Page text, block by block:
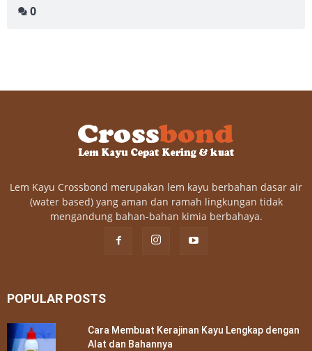
0
Lem Kayu Crossbond merupakan lem kayu berbahan dasar air
(water based) yang aman dan ramah lingkungan tidak
mengandung bahan-bahan kimia berbahaya.
POPULAR POSTS
Cara Membuat Kerajinan Kayu Lengkap dengan
Alat dan Bahannya